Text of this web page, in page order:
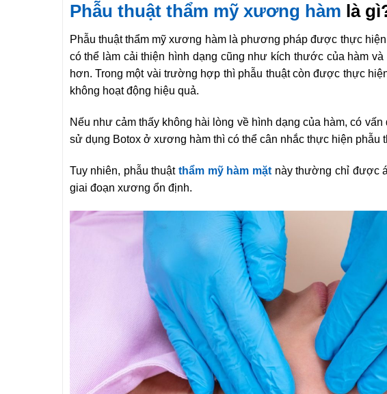
Phẫu thuật thẩm mỹ xương hàm là
Phẫu thuật thẩm mỹ xương hàm là phương pháp được thực
có thể làm cải thiện hình dạng cũng như kích thước của hàm
hơn. Trong một vài trường hợp thì phẫu thuật còn được thực
không hoạt động hiệu quả.
Nếu như cảm thấy không hài lòng về hình dạng của hàm, có vấn
sử dụng Botox ở xương hàm thì có thể cân nhắc thực hiện phẫu
Tuy nhiên, phẫu thuậtthẩm mỹ hàm mặt này thường chỉ được
giai đoạn xương ổn định.